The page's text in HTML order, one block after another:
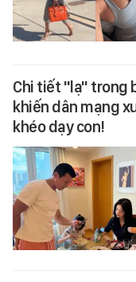
Chi tiết "lạ" trong
khiến dân mạng
khéo dạy con!